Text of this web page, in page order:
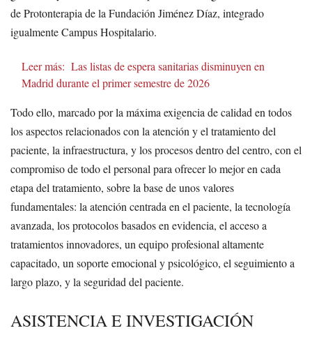
de Protonterapia de la Fundación Jiménez Díaz, integrado
igualmente Campus Hospitalario.
Leer más: Las listas de espera sanitarias disminuyen en
Madrid durante el primer semestre de 2026
Todo ello, marcado por la máxima exigencia de calidad en todos
los aspectos relacionados con la atención y el tratamiento del
paciente, la infraestructura, y los procesos dentro del centro, con el
compromiso de todo el personal para ofrecer lo mejor en cada
etapa del tratamiento, sobre la base de unos valores
fundamentales: la atención centrada en el paciente, la tecnología
avanzada, los protocolos basados en evidencia, el acceso a
tratamientos innovadores, un equipo profesional altamente
capacitado, un soporte emocional y psicológico, el seguimiento a
largo plazo, y la seguridad del paciente.
ASISTENCIA E INVESTIGACIÓN